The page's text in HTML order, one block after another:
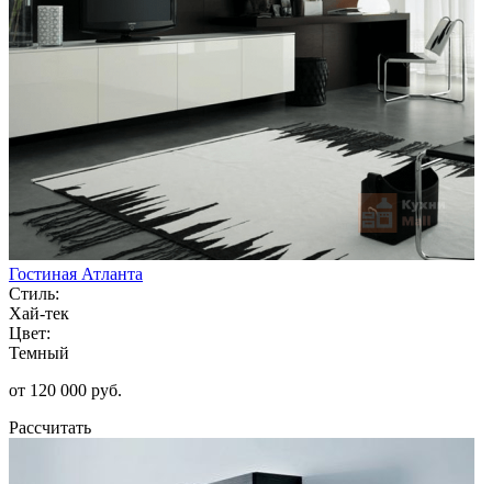
Гостиная Атланта
Стиль:
Хай-тек
Цвет:
Темный
от 120 000 руб.
Рассчитать